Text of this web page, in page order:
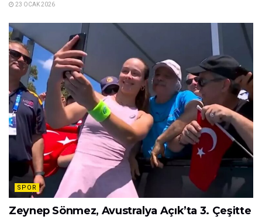
23 OCAK 2026
SPOR
Zeynep Sönmez, Avustralya Açık’ta 3. Çeşitte